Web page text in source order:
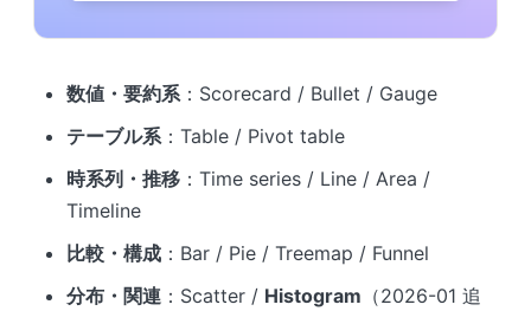
数値・要約系 ：Scorecard / Bullet / Gauge
テーブル系 ：Table / Pivot table
時系列・推移 ：Time series / Line / Area /
Timeline
比較・構成 ：Bar / Pie / Treemap / Funnel
分布・関連 ：Scatter / Histogram （2026-01 追